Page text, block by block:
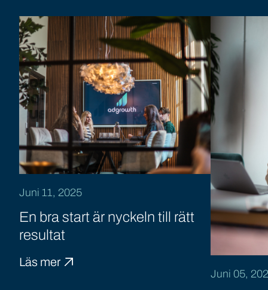
Juni 11, 2025
En bra start är nyckeln till rätt
resultat
Läs mer
Juni 05,